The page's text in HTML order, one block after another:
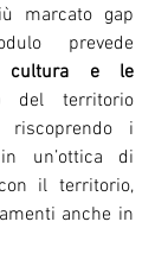
marcato gap
prevede
cultura e le
del territorio
riscoprendo i
un’ottica di
il territorio,
anche in